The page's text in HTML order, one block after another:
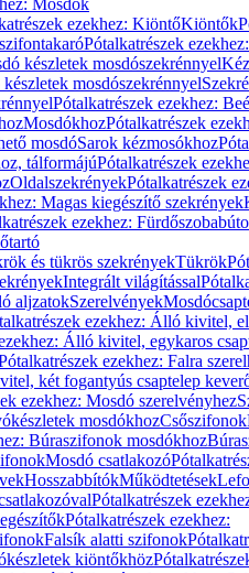
Mosdók
ezekhez: KiöntőKiöntők
Pótalkatrészek
készletek mosdószekrénnyel
mosdószekrénnyel
Pótalkatrészek ezekhez:
MosdókhozPótalkatrészek
mosdóSarok kézmosókhoz
tálformájúPótalkatrészek
OldalszekrényekPótalkatrészek
Magas kiegészítő szekrények
ezekhez:
és tükrös szekrényekTükrök
Integrált világítással
aljzatokSzerelvények
ezekhez: Álló kivitel,
Álló kivitel, egykaros
ezekhez: Falra
két fogantyús csaptelep
ezekhez: Mosdó szerelvényhez
mosdókhozCsőszifonok
Búraszifonok mosdókhoz
Mosdó csatlakozó
HosszabbítókMűködtetések
Pótalkatrészek
Pótalkatrészek ezekhez:
Falsík alatti szifonok
kiöntőkhöz